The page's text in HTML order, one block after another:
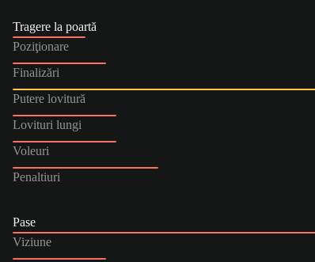
Tragere la poartă
Poziţionare
Finalizări
Putere lovitură
Lovituri lungi
Voleuri
Penaltiuri
Pase
Viziune